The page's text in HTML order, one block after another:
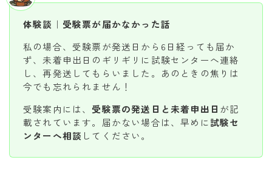
体験談｜受験票が届かなかった話
私の場合、受験票が発送日から6日経っても届か
ず、未着申出日のギリギリに試験センターへ連絡
し、再発送してもらいました。あのときの焦りは
今でも忘れられません！
受験案内には、 受験票の発送日と未着申出日 が記
載されています。届かない場合は、早めに試験セ
ンターへ相談 してください。